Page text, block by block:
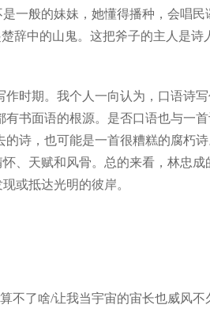
一般的妹妹，她懂得播种，会唱
中的山鬼。这把斧子的主人是
期。我个人一向认为，口语诗
面语的根源。是否口语也与一
诗，也可能是一首很糟糕的腐朽
、天赋和风骨。总的来看，林忠
或抵达光明的彼岸。
了啥/让我当宇宙的宙长也威风不